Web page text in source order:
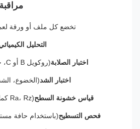
تخضع كل ملف أو ورقة
التحليل
اختبار الصلابة(روكويل B أو C، حسب الحالة)
اختبار الشد(الخضوع،
قياس خشونة السطح(Ra، Rz كما هو مطلوب)
فحص التسطيح(باستخدام حافة